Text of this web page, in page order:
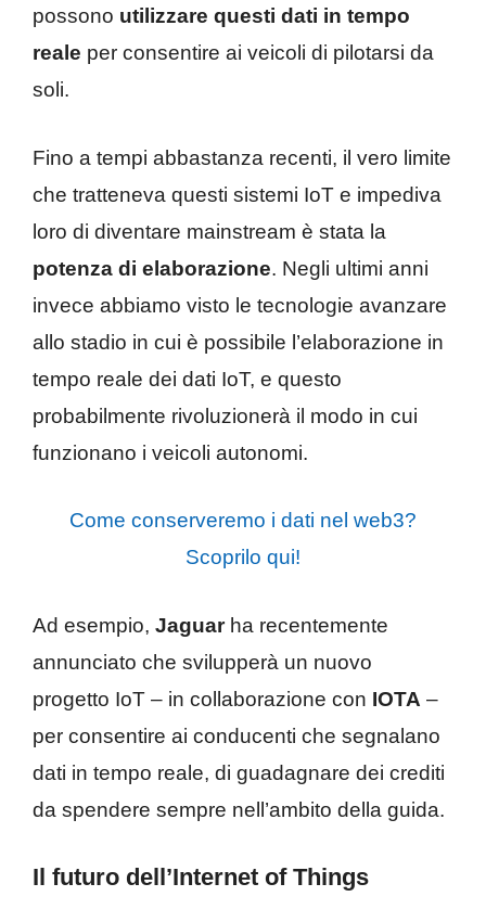
possono utilizzare questi dati in tempo
reale per consentire ai veicoli di pilotarsi da
soli.
Fino a tempi abbastanza recenti, il vero limite
che tratteneva questi sistemi IoT e impediva
loro di diventare mainstream è stata la
potenza di elaborazione. Negli ultimi anni
invece abbiamo visto le tecnologie avanzare
allo stadio in cui è possibile l’elaborazione in
tempo reale dei dati IoT, e questo
probabilmente rivoluzionerà il modo in cui
funzionano i veicoli autonomi.
Come conserveremo i dati nel web3?
Scoprilo qui!
Ad esempio, Jaguarha recentemente
annunciato che svilupperà un nuovo
progetto IoT – in collaborazione con IOTA –
per consentire ai conducenti che segnalano
dati in tempo reale, di guadagnare dei crediti
da spendere sempre nell’ambito della guida.
Il futuro dell’Internet of Things